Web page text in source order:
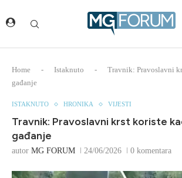
Home - Istaknuto -
Travnik: Pravoslavni
gađanje
ISTAKNUTO HRONIKA VIJESTI
Travnik: Pravoslavni krst koriste
gađanje
autor MG FORUM 24/06/2026 0 komentara